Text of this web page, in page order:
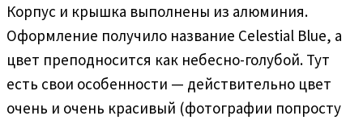
Корпус и крышка выполнены из алюминия.
Оформление получило название Celestial Blue, а
цвет преподносится как небесно-голубой. Тут
есть свои особенности — действительно цвет
очень и очень красивый (фотографии попросту